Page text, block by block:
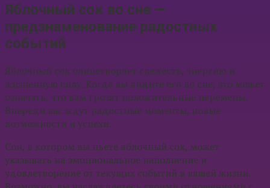
Яблочный сок во сне —
предзнаменование радостных
событий
Яблочный сок олицетворяет свежесть, энергию и
жизненную силу. Когда вы видите его во сне, это может
означать, что вам грозят положительные перемены.
Впереди вас ждут радостные моменты, новые
возможности и успехи.
Сон, в котором вы пьете яблочный сок, может
указывать на эмоциональное наполнение и
удовлетворение от текущих событий в вашей жизни.